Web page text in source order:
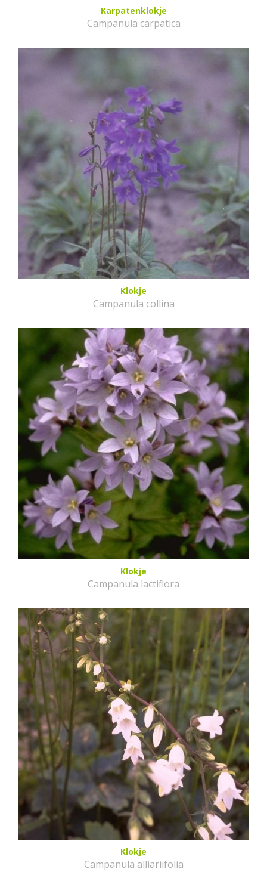
Karpatenklokje
Campanula carpatica
Klokje
Campanula collina
Klokje
Campanula lactiflora
Klokje
Campanula alliariifolia